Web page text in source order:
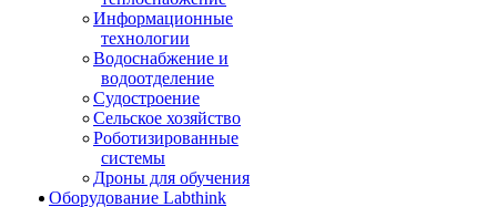
Информационные
технологии
Водоснабжение и
водоотделение
Судостроение
Сельское хозяйство
Роботизированные
системы
Дроны для обучения
Оборудование Labthink